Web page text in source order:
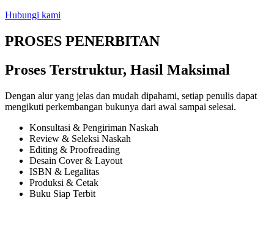
Hubungi kami
PROSES PENERBITAN
Proses Terstruktur, Hasil Maksimal
Dengan alur yang jelas dan mudah dipahami, setiap penulis dapat
mengikuti perkembangan bukunya dari awal sampai selesai.
Konsultasi & Pengiriman Naskah
Review & Seleksi Naskah
Editing & Proofreading
Desain Cover & Layout
ISBN & Legalitas
Produksi & Cetak
Buku Siap Terbit